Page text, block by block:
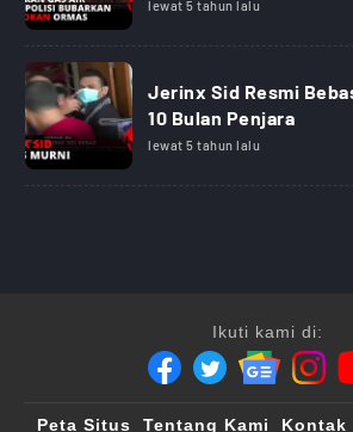
lewat 5 tahun lalu
Jerinx Sid Resmi
10 Bulan Penjara
lewat 5 tahun lalu
Ikuti kami di:
Peta Situs Tentang Kami Kontak